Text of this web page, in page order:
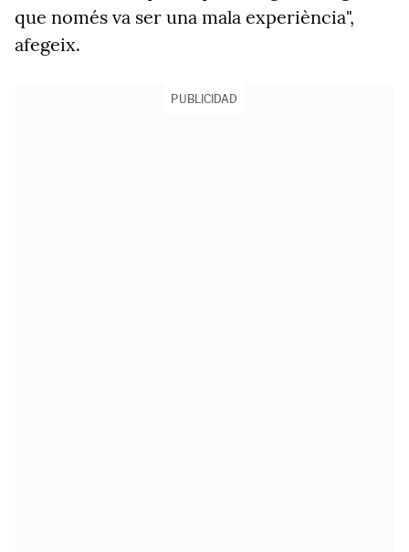
que només va ser una mala experiència",
afegeix.
PUBLICIDAD